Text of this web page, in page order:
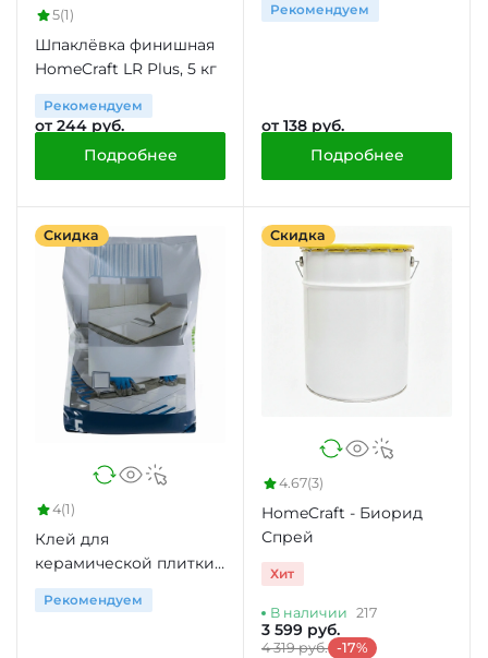
5(1)
Шпаклёвка финишная
HomeCraft LR Plus, 5 кг
Рекомендуем
от 244 руб.
Подробнее
Рекомендуем
от 138 руб.
Подробнее
Скидка
4(1)
Клей для
керамической плитки
усиленный HomeCraft
Pro, 5 кг
Рекомендуем
Скидка
4.67(3)
HomeCraft - Биорид
Спрей
Хит
В наличии 217
3 599 руб.
4 319 руб. -17%